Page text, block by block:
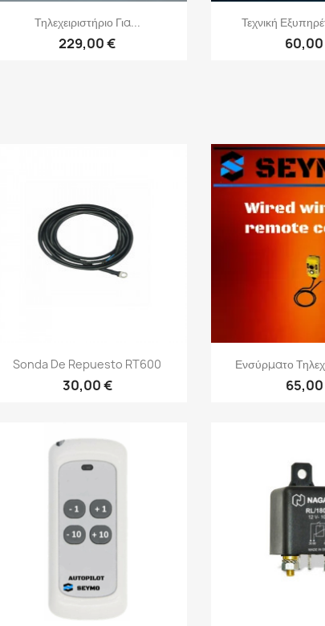
Γρήγορη προβολή
Τηλεχειριστήριο Για...
229,00 €
Γρήγορη
Τεχνική
Γρήγορη προβολή
Sonda De Repuesto RT600
30,00 €
Γρήγορη
Ενσύρματο